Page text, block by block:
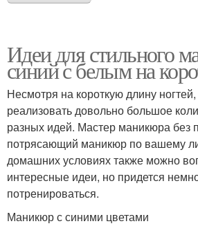
Идеи для стильного
синий с белым на
Несмотря на короткую длину
реализовать довольно большое
разных идей. Мастер маникюра без
потрясающий маникюр по вашему
домашних условиях также можно
интересные идеи, но придется
потренироваться.
Маникюр с синими цветами